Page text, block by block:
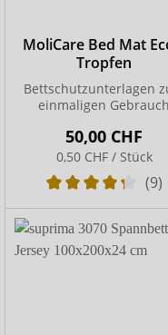
MoliCare Bed Mat
Tropfen
Bettschutzunterlagen
einmaligen Gebrauch
50,00 CHF
0,50 CHF / Stück
(9)